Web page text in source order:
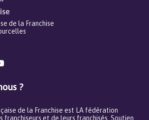
de la Franchise
?
de la Franchise est LA fédération
franchiseurs et de leurs franchisés. Soutien